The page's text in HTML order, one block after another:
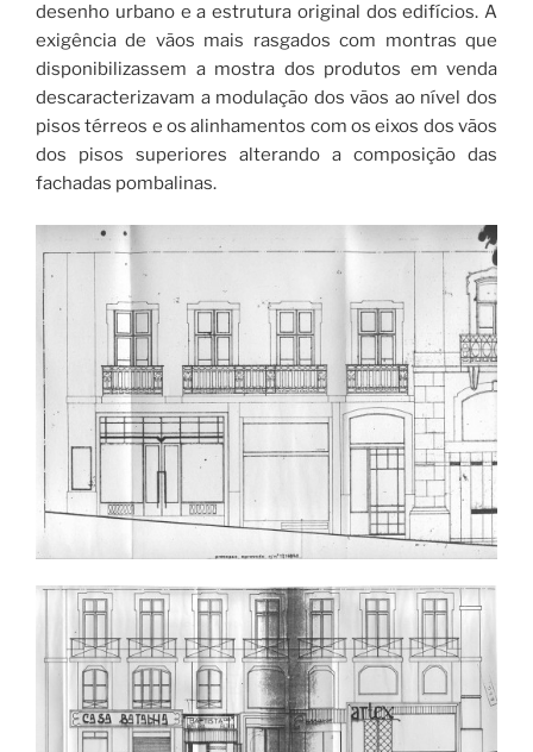
desenho urbano e a estrutura original dos edifícios. A
exigência de vãos mais rasgados com montras que
disponibilizassem a mostra dos produtos em venda
descaracterizavam a modulação dos vãos ao nível dos
pisos térreos e os alinhamentos com os eixos dos vãos
dos pisos superiores alterando a composição das
fachadas pombalinas.